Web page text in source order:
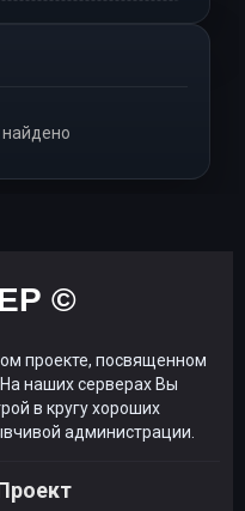
©
проекте, посвященном
наших серверах Вы
в кругу хороших
администрации.